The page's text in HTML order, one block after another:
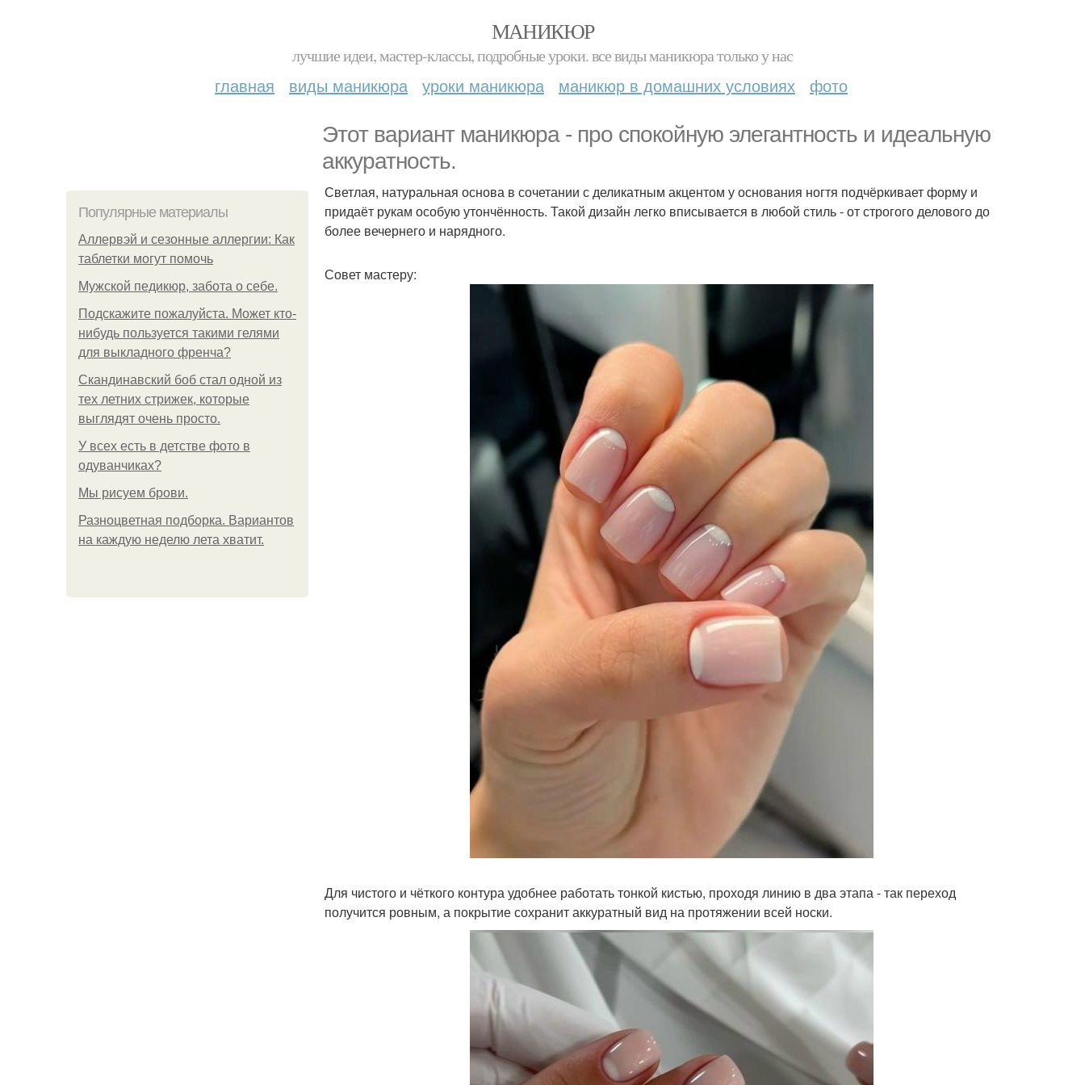
МАНИКЮР
лучшие идеи, мастер-классы, подробные уроки. все виды маникюра только у нас
главная виды маникюра уроки маникюра маникюр в домашних условиях фото
Этот вариант маникюра - про спокойную элегантность и идеальную
аккуратность.
Популярные материалы
Аллервэй и сезонные аллергии: Как
таблетки могут помочь
Мужской педикюр, забота о себе.
Подскажите пожалуйста. Может кто-
нибудь пользуется такими гелями
для выкладного френча?
Скандинавский боб стал одной из
тех летних стрижек, которые
выглядят очень просто.
У всех есть в детстве фото в
одуванчиках?
Мы рисуем брови.
Разноцветная подборка. Вариантов
на каждую неделю лета хватит.
Светлая, натуральная основа в сочетании с деликатным акцентом у основания ногтя подчёркивает форму и
придаёт рукам особую утончённость. Такой дизайн легко вписывается в любой стиль - от строгого делового до
более вечернего и нарядного.
Совет мастеру:
Для чистого и чёткого контура удобнее работать тонкой кистью, проходя линию в два этапа - так переход
получится ровным, а покрытие сохранит аккуратный вид на протяжении всей носки.